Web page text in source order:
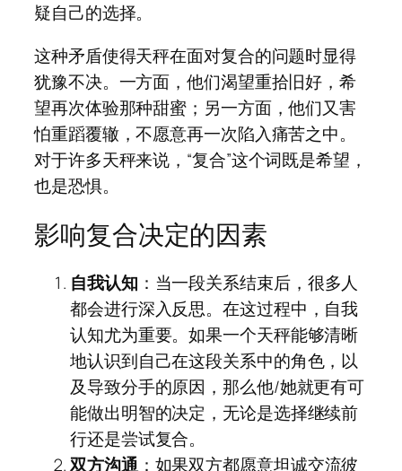
疑自己的选择。
这种矛盾使得天秤在面对复合的问题时显得
犹豫不决。一方面，他们渴望重拾旧好，希
望再次体验那种甜蜜；另一方面，他们又害
怕重蹈覆辙，不愿意再一次陷入痛苦之中。
对于许多天秤来说，“复合”这个词既是希望，
也是恐惧。
影响复合决定的因素
自我认知 ：当一段关系结束后，很多人
都会进行深入反思。在这过程中，自我
认知尤为重要。如果一个天秤能够清晰
地认识到自己在这段关系中的角色，以
及导致分手的原因，那么他/她就更有可
能做出明智的决定，无论是选择继续前
行还是尝试复合。
双方沟通：如果双方都愿意坦诚交流彼